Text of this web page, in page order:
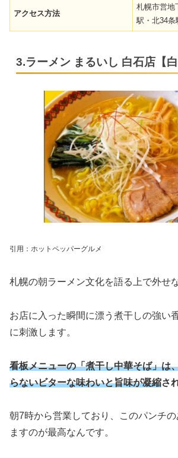
アクセス方法
札幌市営地
駅・北34条
3.ラーメン まるいし 白石店【白
引用：ホットペッパーグルメ
札幌の朝ラーメン文化を語る上で外せ
お店に入った瞬間に漂う煮干しの強い
に刺激します。
看板メニューの「煮干し中華そば」は
らないビターな味わいと旨味が凝縮さ
朝7時から営業しており、このパンチ
ますのが最高なんです。